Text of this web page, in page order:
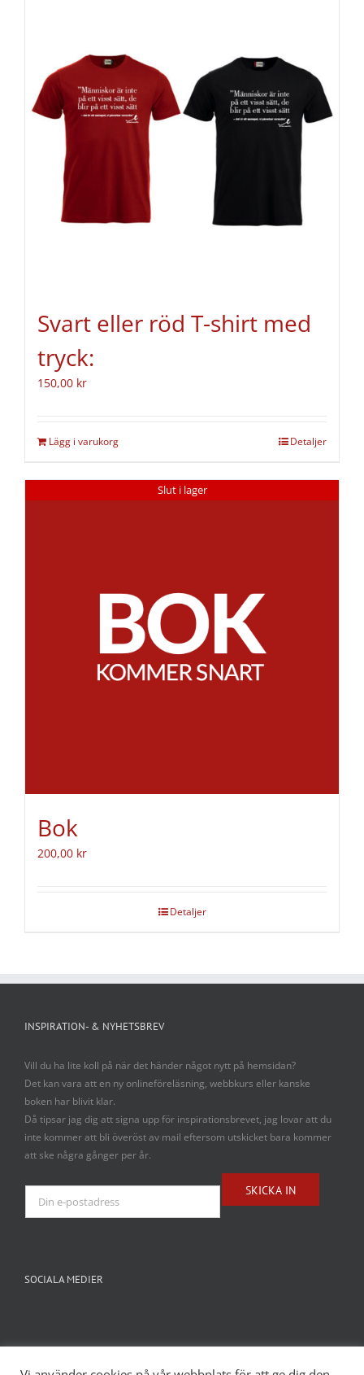
Svart eller röd T-shirt med
tryck:
150,00 kr
Lägg i varukorg Detaljer
Slut i lager
Bok
200,00 kr
Detaljer
INSPIRATION- & NYHETSBREV
Vill du ha lite koll på när det händer något nytt på hemsidan?
Det kan vara att en ny onlineföreläsning, webbkurs eller kanske
boken har blivit klar.
Då tipsar jag dig att signa upp för inspirationsbrevet, jag lovar att du
inte kommer att bli överöst av mail eftersom utskicket bara kommer
att ske några gånger per år.
SOCIALA MEDIER